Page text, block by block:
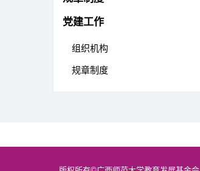
党建工作
组织机构
规章制度